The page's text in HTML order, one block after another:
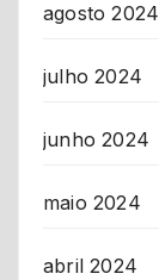
agosto 2024
julho 2024
junho 2024
maio 2024
abril 2024